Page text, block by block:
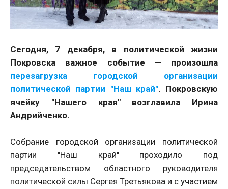
Сегодня, 7 декабря, в политической жизни
Покровска важное событие — произошла
перезагрузка городской организации
политической партии "Наш край". Покровскую
ячейку "Нашего края" возглавила Ирина
Андрийченко.
Собрание городской организации политической
партии "Наш край" проходило под
председательством областного руководителя
политической силы Сергея Третьякова и с участием